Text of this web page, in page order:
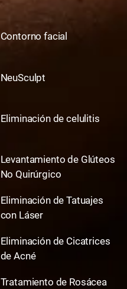
Contorno facial
NeuSculpt
Eliminación de celulitis
Levantamiento de Glúteos
No Quirúrgico
Eliminación de Tatuajes
con Láser
Eliminación de Cicatrices
de Acné
Tratamiento de Rosácea